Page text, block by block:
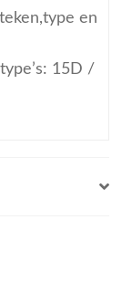
en
15D /